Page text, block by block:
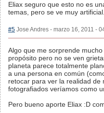
Eliax seguro que esto no es
temas, pero se ve muy artificial.
#5 Jose Andres - marzo 16, 2011 -
Algo que me sorprende
propósito pero no se ven
planeta parece totalmente
a una persona en común
retocar para ver la realidad
fotografiados veríamos como
Pero bueno aporte Eliax :D